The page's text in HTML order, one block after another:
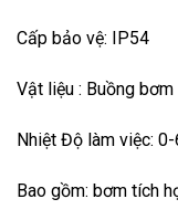
Cấp bảo vệ: IP54
Vật liệu : Buồng
Nhiệt Độ làm việc:
Bao gồm: bơm tích